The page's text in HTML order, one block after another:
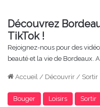
Découvrez
TikTok !
Rejoignez-nous pour des
beauté et la vie de Bordeaux.
Accueil / Découvrir / Sortir
Bouger Loisirs Sortir